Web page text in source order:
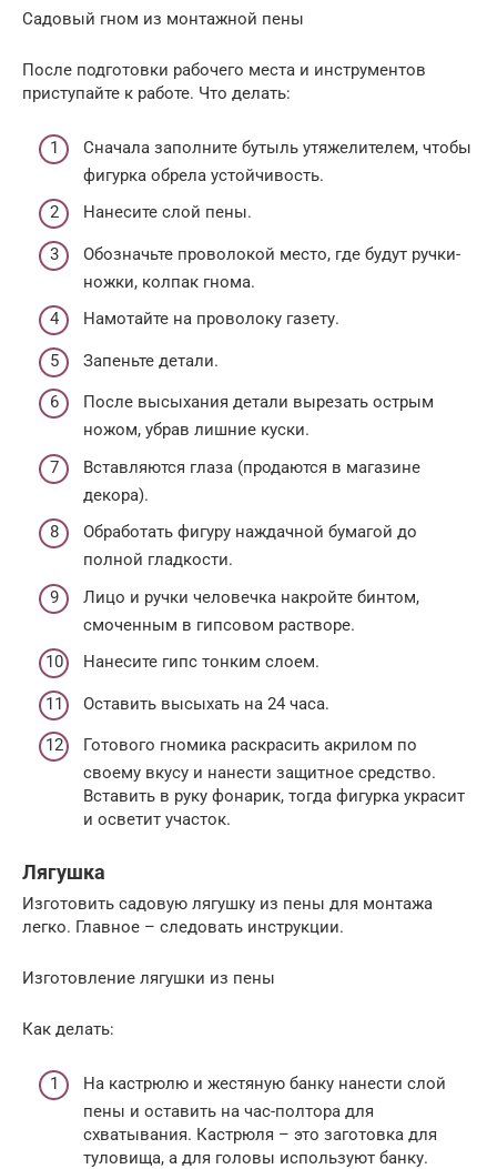
Садовый гном из монтажной пены
После подготовки рабочего места и инструментов
приступайте к работе. Что делать:
Сначала заполните бутыль утяжелителем, чтобы
фигурка обрела устойчивость.
Нанесите слой пены.
Обозначьте проволокой место, где будут ручки-
ножки, колпак гнома.
Намотайте на проволоку газету.
Запеньте детали.
После высыхания детали вырезать острым
ножом, убрав лишние куски.
Вставляются глаза (продаются в магазине
декора).
Обработать фигуру наждачной бумагой до
полной гладкости.
Лицо и ручки человечка накройте бинтом,
смоченным в гипсовом растворе.
Нанесите гипс тонким слоем.
Оставить высыхать на 24 часа.
Готового гномика раскрасить акрилом по
своему вкусу и нанести защитное средство.
Вставить в руку фонарик, тогда фигурка украсит
и осветит участок.
Лягушка
Изготовить садовую лягушку из пены для монтажа
легко. Главное – следовать инструкции.
Изготовление лягушки из пены
Как делать:
На кастрюлю и жестяную банку нанести слой
пены и оставить на час-полтора для
схватывания. Кастрюля – это заготовка для
туловища, а для головы используют банку.